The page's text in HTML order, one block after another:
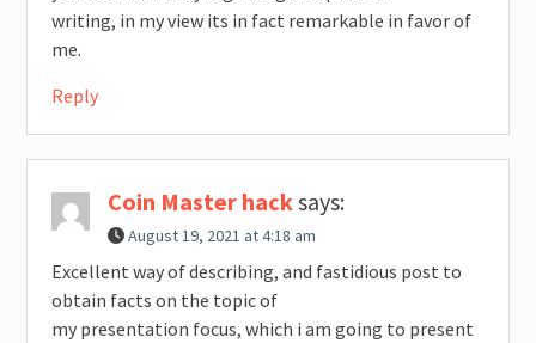
writing, in my view its in fact remarkable in favor of
me.
Reply
Coin Master hack says:
August 19, 2021 at 4:18 am
Excellent way of describing, and fastidious post to
obtain facts on the topic of
my presentation focus, which i am going to present